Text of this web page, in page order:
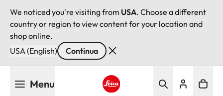
We noticed you're visiting from USA. Choose a different
country or region to view content for your location and
shop online.
USA (English)
Continua
Menu